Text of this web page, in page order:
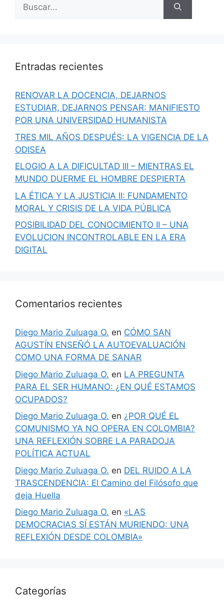
Entradas recientes
RENOVAR LA DOCENCIA, DEJARNOS
ESTUDIAR, DEJARNOS PENSAR: MANIFIESTO
POR UNA UNIVERSIDAD HUMANISTA
TRES MIL AÑOS DESPUÉS: LA VIGENCIA DE LA
ODISEA
ELOGIO A LA DIFICULTAD III – MIENTRAS EL
MUNDO DUERME EL HOMBRE DESPIERTA
LA ÉTICA Y LA JUSTICIA II: FUNDAMENTO
MORAL Y CRISIS DE LA VIDA PÚBLICA
POSIBILIDAD DEL CONOCIMIENTO II – UNA
EVOLUCION INCONTROLABLE EN LA ERA
DIGITAL
Comentarios recientes
Diego Mario Zuluaga O. en CÓMO SAN
AGUSTÍN ENSEÑÓ LA AUTOEVALUACIÓN
COMO UNA FORMA DE SANAR
Diego Mario Zuluaga O. en LA PREGUNTA
PARA EL SER HUMANO: ¿EN QUÉ ESTAMOS
OCUPADOS?
Diego Mario Zuluaga O. en ¿POR QUÉ EL
COMUNISMO YA NO OPERA EN COLOMBIA?
UNA REFLEXIÓN SOBRE LA PARADOJA
POLÍTICA ACTUAL
Diego Mario Zuluaga O. en DEL RUIDO A LA
TRASCENDENCIA: El Camino del Filósofo que
deja Huella
Diego Mario Zuluaga O. en «LAS
DEMOCRACIAS SÍ ESTÁN MURIENDO: UNA
REFLEXIÓN DESDE COLOMBIA»
Categorías